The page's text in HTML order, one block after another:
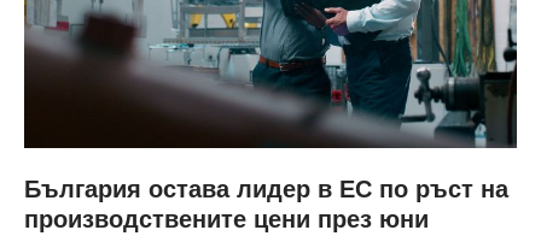
България остава лидер в ЕС по ръст на
производствените цени през юни